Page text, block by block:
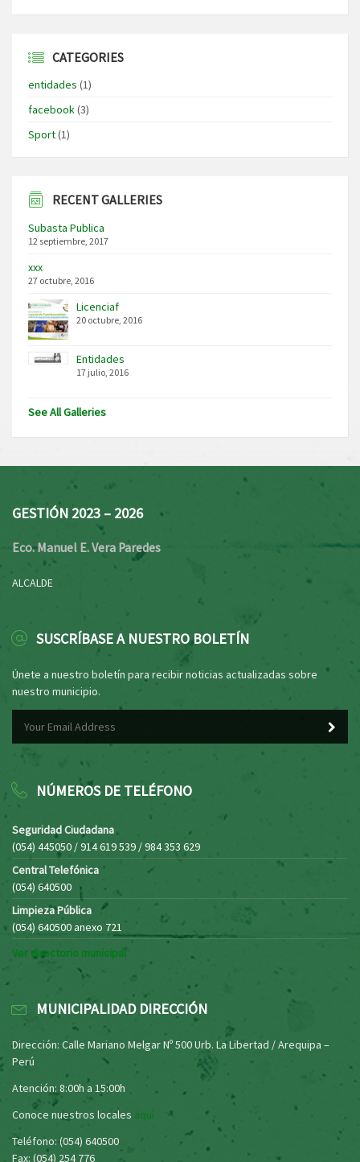
CATEGORIES
entidades (1)
facebook(3)
Sport(1)
RECENT GALLERIES
Subasta Publica
12 septiembre, 2017
xxx
27 octubre, 2016
Licenciaf
20 octubre, 2016
Entidades
17 julio, 2016
See All Galleries
GESTIÓN 2023 – 2026
Eco. Manuel E. Vera Paredes
ALCALDE
SUSCRÍBASE A NUESTRO BOLETÍN
Únete a nuestro boletín para recibir noticias actualizadas sobre
nuestro municipio.
NÚMEROS DE TELÉFONO
Seguridad Ciudadana
(054) 445050 / 914 619 539 / 984 353 629
Central Telefónica
(054) 640500
Limpieza Pública
(054) 640500 anexo 721
Ver directorio municipal
MUNICIPALIDAD DIRECCIÓN
Dirección: Calle Mariano Melgar Nº 500 Urb. La Libertad / Arequipa –
Perú
Atención: 8:00h a 15:00h
Conoce nuestros locales aquí
Teléfono: (054) 640500
Fax: (054) 254 776